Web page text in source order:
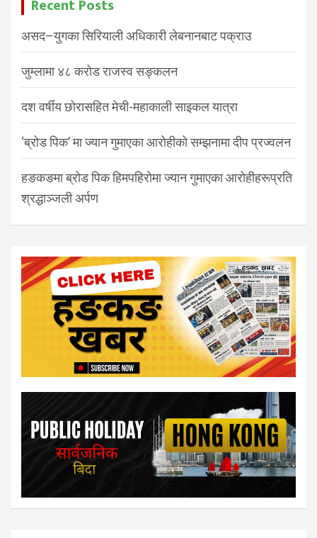
Recent Posts
असद–युगका सिरियाली अधिकारी लेबनानबाट पक्राउ
जुम्लामा ४८ करोड राजस्व सङ्कलन
दश वर्षीय छोरासहित मेची-महाकाली साइकल यात्रा
‘ब्रोड पिक’ मा ज्यान गुमाएका आरोहीको सम्झनामा दीप प्रज्वलन
हङकङमा ब्रोड पिक हिमपहिरोमा ज्यान गुमाएका आरोहीहरूप्रति
श्रद्धाञ्जली अर्पण